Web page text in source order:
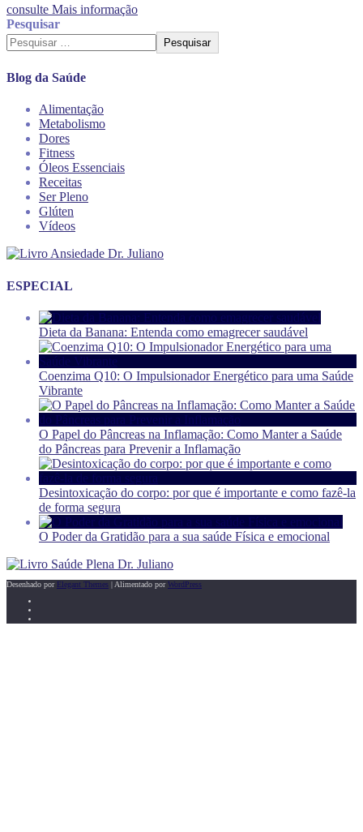
consulte Mais informação
Pesquisar
Pesquisar
Blog da Saúde
Alimentação
Metabolismo
Dores
Fitness
Óleos Essenciais
Receitas
Ser Pleno
Glúten
Vídeos
ESPECIAL
Dieta da Banana: Entenda como emagrecer saudável
Coenzima Q10: O Impulsionador Energético para uma Saúde
Vibrante
O Papel do Pâncreas na Inflamação: Como Manter a Saúde
do Pâncreas para Prevenir a Inflamação
Desintoxicação do corpo: por que é importante e como fazê-la
de forma segura
O Poder da Gratidão para a sua saúde Física e emocional
Desenhado por Elegant Themes | Alimentado porWordPress